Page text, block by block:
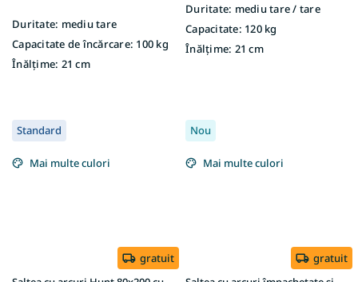
Duritate: mediu tare
Capacitate de încărcare: 100 kg
Înălțime: 21 cm
Duritate: mediu tare / tare
Capacitate: 120 kg
Înălțime: 21 cm
Standard
Mai multe culori
gratuit
Nou
Mai multe culori
gratuit